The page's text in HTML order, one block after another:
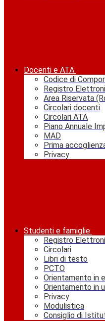
Docenti e ATA
Codice di
Registro
Area Riservata
Circolari docenti
Circolari ATA
Piano Annuale
MAD
Prima
Privacy
Studenti e famiglie
Registro
Circolari
Libri di testo
PCTO
Orientamento in
Orientamento in
Privacy
Modulistica
Consiglio di